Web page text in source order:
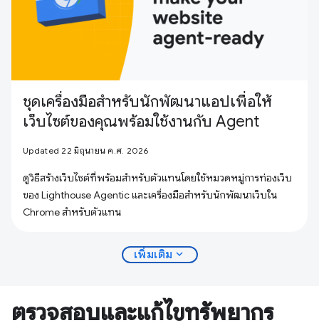
ชุดเครื่องมือสำหรับนักพัฒนาแอปเพื่อให้
เว็บไซต์ของคุณพร้อมใช้งานกับ Agent
Updated 22 มิถุนายน ค.ศ. 2026
ดูวิธีสร้างเว็บไซต์ที่พร้อมสำหรับตัวแทนโดยใช้หมวดหมู่การท่องเว็บ
ของ Lighthouse Agentic และเครื่องมือสำหรับนักพัฒนาเว็บใน
Chrome สำหรับตัวแทน
เพิ่มเติม expand_more
ตรวจสอบและแก้ไขทรัพยากร